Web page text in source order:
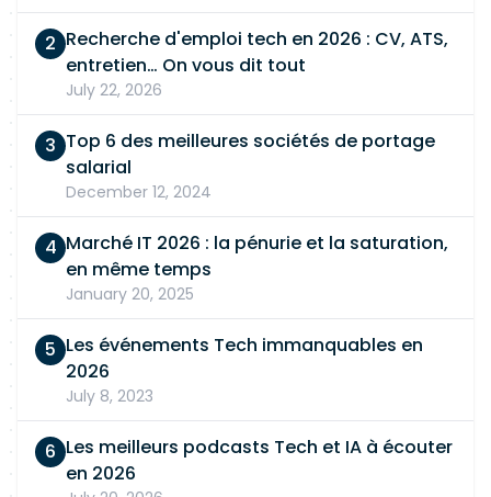
Recherche d'emploi tech en 2026 : CV, ATS,
entretien… On vous dit tout
July 22, 2026
Top 6 des meilleures sociétés de portage
salarial
December 12, 2024
Marché IT 2026 : la pénurie et la saturation,
en même temps
January 20, 2025
Les événements Tech immanquables en
2026
July 8, 2023
Les meilleurs podcasts Tech et IA à écouter
en 2026